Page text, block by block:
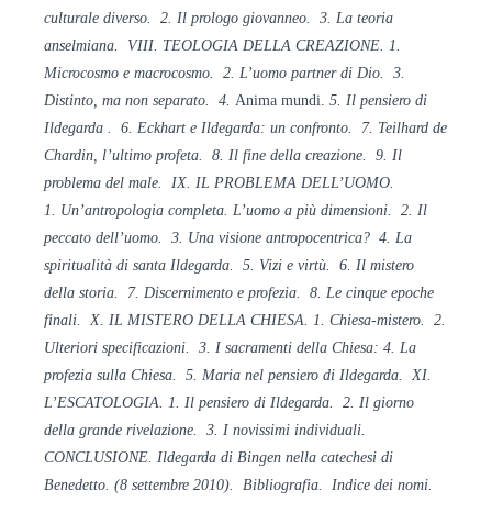
culturale diverso. 2. Il prologo giovanneo. 3. La teoria
anselmiana. VIII. TEOLOGIA DELLA CREAZIONE. 1.
Microcosmo e macrocosmo. 2. L’uomo partner di Dio. 3.
Distinto, ma non separato. 4. Anima mundi. 5. Il pensiero di
Ildegarda . 6. Eckhart e Ildegarda: un confronto. 7. Teilhard de
Chardin, l’ultimo profeta. 8. Il fine della creazione. 9. Il
problema del male. IX. IL PROBLEMA DELL’UOMO.
1. Un’antropologia completa. L’uomo a più dimensioni. 2. Il
peccato dell’uomo. 3. Una visione antropocentrica? 4. La
spiritualità di santa Ildegarda. 5. Vizi e virtù. 6. Il mistero
della storia. 7. Discernimento e profezia. 8. Le cinque epoche
finali. X. IL MISTERO DELLA CHIESA. 1. Chiesa-mistero. 2.
Ulteriori specificazioni. 3. I sacramenti della Chiesa: 4. La
profezia sulla Chiesa. 5. Maria nel pensiero di Ildegarda. XI.
L’ESCATOLOGIA. 1. Il pensiero di Ildegarda. 2. Il giorno
della grande rivelazione. 3. I novissimi individuali.
CONCLUSIONE. Ildegarda di Bingen nella catechesi di
Benedetto. (8 settembre 2010). Bibliografia. Indice dei nomi.